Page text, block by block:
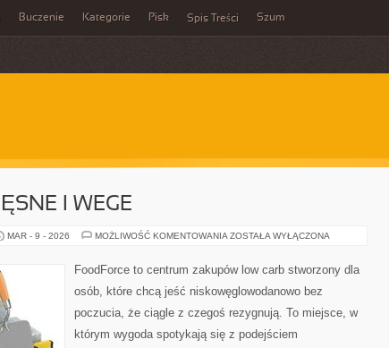
Buczenie Kategorie Pisk Spis Treści Szum
I WEGE
MAR - 9 - 2026 MOŻLIWOŚĆ KOMENTOWANIA KETO
WEGE
ZOSTAŁA WYŁĄCZONA
FoodForce to centrum zakupów low carb stworzony dla
osób, które chcą jeść niskowęglowodanowo bez
poczucia, że ciągle z czegoś rezygnują. To miejsce, w
którym wygoda spotykają się z podejściem